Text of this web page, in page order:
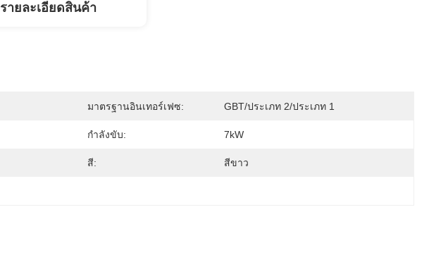
รายละเอียดสินค้า
มาตรฐานอินเทอร์เฟซ: GBT/ประเภท 2/ประเภท 1
กำลังขับ: 7kW
สี: สีขาว